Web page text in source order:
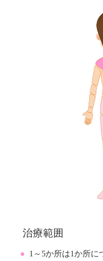
治療範囲
● 1～5か所は1か所に